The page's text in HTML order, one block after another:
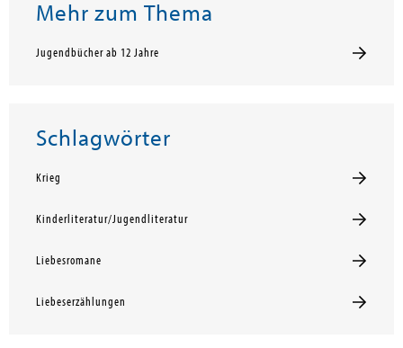
Mehr zum Thema
Jugendbücher ab 12 Jahre
Schlagwörter
Krieg
Kinderliteratur/Jugendliteratur
Liebesromane
Liebeserzählungen